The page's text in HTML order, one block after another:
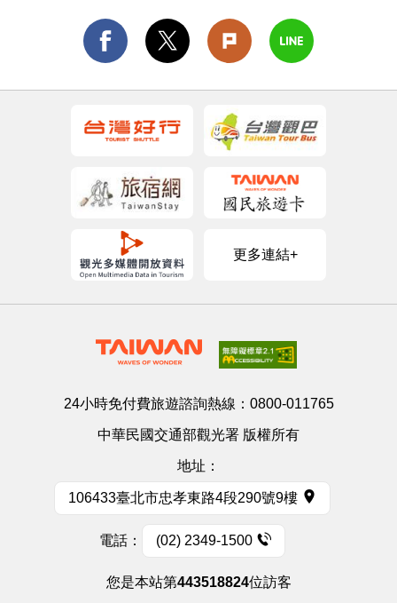
更多連結+
24小時免付費旅遊諮詢熱線： 0800-011765
中華民國交通部觀光署 版權所有
地址：
106433臺北市忠孝東路4段290號9樓
電話： (02) 2349-1500
您是本站第443518824位訪客